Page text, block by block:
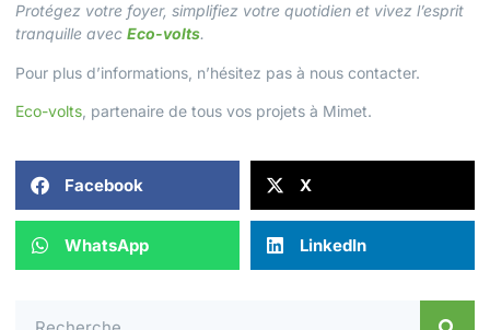
Protégez votre foyer, simplifiez votre quotidien et vivez l’esprit
tranquille avec Eco-volts.
Pour plus d’informations, n’hésitez pas à nous contacter.
Eco-volts , partenaire de tous vos projets à Mimet.
Facebook X
WhatsApp LinkedIn